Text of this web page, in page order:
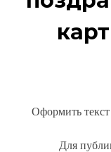
Оформить текст
Для